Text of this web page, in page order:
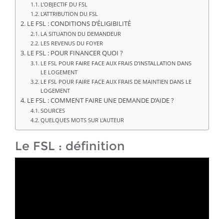
L’OBJECTIF DU FSL
L’ATTRIBUTION DU FSL
LE FSL : CONDITIONS D’ÉLIGIBILITÉ
LA SITUATION DU DEMANDEUR
LES REVENUS DU FOYER
LE FSL : POUR FINANCER QUOI ?
LE FSL POUR FAIRE FACE AUX FRAIS D’INSTALLATION DANS
LE LOGEMENT
LE FSL POUR FAIRE FACE AUX FRAIS DE MAINTIEN DANS LE
LOGEMENT
LE FSL : COMMENT FAIRE UNE DEMANDE D’AIDE ?
SOURCES
QUELQUES MOTS SUR L’AUTEUR
Le FSL : définition